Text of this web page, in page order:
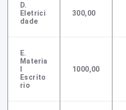
D.
Eletrici
Dade
300,00
E.
Materia
Escrito
Rio
1000,00